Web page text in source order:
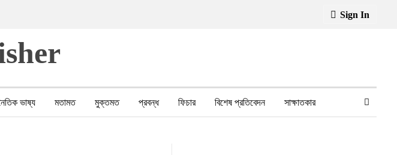
Sign In
ভাষ্য মতামত মুক্তমত প্রবন্ধ ফিচার বিশেষ প্রতিবেদন সাক্ষাতকার